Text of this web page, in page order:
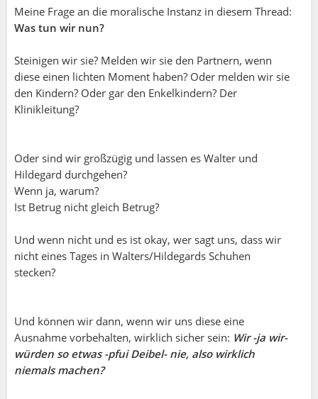
Meine Frage an die moralische Instanz in diesem Thread:
Was tun wir nun?
Steinigen wir sie? Melden wir sie den Partnern, wenn
diese einen lichten Moment haben? Oder melden wir sie
den Kindern? Oder gar den Enkelkindern? Der
Klinikleitung?
Oder sind wir großzügig und lassen es Walter und
Hildegard durchgehen?
Wenn ja, warum?
Ist Betrug nicht gleich Betrug?
Und wenn nicht und es ist okay, wer sagt uns, dass wir
nicht eines Tages in Walters/Hildegards Schuhen
stecken?
Und können wir dann, wenn wir uns diese eine
Ausnahme vorbehalten, wirklich sicher sein: Wir -ja wir-
würden so etwas -pfui Deibel- nie, also wirklich
niemals machen?
Toni ( Nr.1 Orginal:-):
Akzeptiere ich so aber bin nicht deiner Meinung.
einmischen. Ich weiss ja nicht was vorher hinter
den Kulissen daheim geschah. Und ehrlicherweise
Freundin meine Haltung und Meinungsfreiheit so
nicht akzeptieren und respektieren, könnte auch
ich umgekehrt die Freundschaft zu hinterfragen
beginnen. Niemand hat Lust einer geliebten
nichts damit zu tun hat.
Ja, für die Betroffene ist es ein "Scheissgefühl"...
alle ahnten oder wussten es nur sie selber nicht.
jene Personen dafür zu verurteilen. Der Fokus
sollte nur dem "Täter" selbst gelten- nicht mal der
anderen Frau, mit der er die betrog.
vielleicht zu feige für ein offenes Gespräch im
Vorfeld. Und sie ist mit ihm verheiratet, und mit
niemand Anderen.